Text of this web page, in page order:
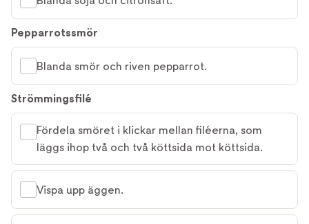
Pepparrotssmör
Blanda smör och riven pepparrot.
Strömmingsfilé
Fördela smöret i klickar mellan filéerna, som
läggs ihop två och två köttsida mot köttsida.
Vispa upp äggen.